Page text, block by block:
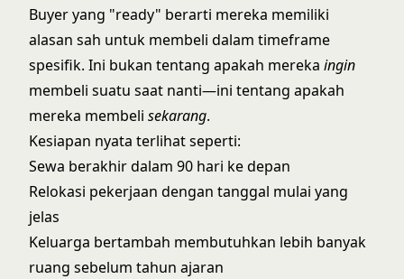
Buyer yang "ready" berarti mereka memiliki
alasan sah untuk membeli dalam timeframe
spesifik. Ini bukan tentang apakah mereka ingin
membeli suatu saat nanti—ini tentang apakah
mereka membeli sekarang.
Kesiapan nyata terlihat seperti:
Sewa berakhir dalam 90 hari ke depan
Relokasi pekerjaan dengan tanggal mulai yang
jelas
Keluarga bertambah membutuhkan lebih banyak
ruang sebelum tahun ajaran